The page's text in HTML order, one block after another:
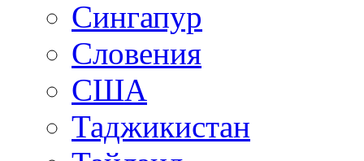
Сингапур
Словения
США
Таджикистан